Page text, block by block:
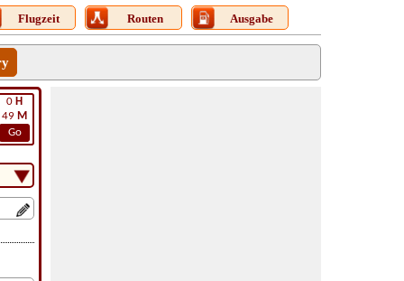
Flugzeit Routen Ausgabe
0 H
49 M
Go